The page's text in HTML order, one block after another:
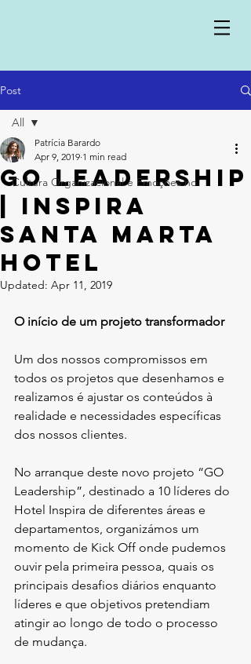
Post
All
Cultura Organizacional e Emoções no
All
GO Leadership
| Inspira
Santa Marta
Hotel
Patrícia Barardo
Apr 9, 2019 1 min read
Updated: Apr 11, 2019
O início de um projeto transformador
Um dos nossos compromissos em
todos os projetos que desenhamos e
realizamos é ajustar os conteúdos à
realidade e necessidades específicas
dos nossos clientes.
No arranque deste novo projeto “GO
Leadership”, destinado a 10 líderes do
Hotel Inspira de diferentes áreas e
departamentos, organizámos um
momento de Kick Off onde pudemos
ouvir pela primeira pessoa, quais os
principais desafios diários enquanto
líderes e que objetivos pretendiam
atingir ao longo de todo o processo
de mudança.